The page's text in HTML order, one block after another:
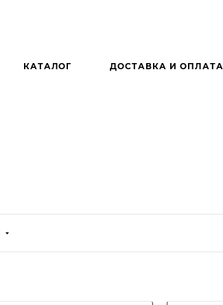
КАТАЛОГ ДОСТАВКА И ОПЛАТА